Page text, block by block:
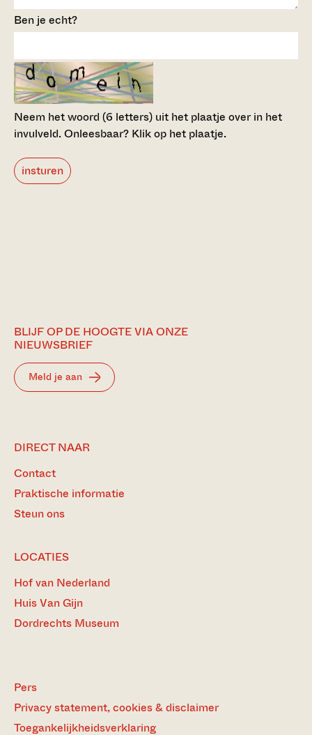
Ben je echt?
Neem het woord (6 letters) uit het plaatje over in het
invulveld.Onleesbaar? Klik op het plaatje.
insturen
BLIJF OP DE HOOGTE VIA ONZE
NIEUWSBRIEF
Meld je aan
DIRECT NAAR
Contact
Praktische informatie
Steun ons
LOCATIES
Hof van Nederland
Huis Van Gijn
Dordrechts Museum
Pers
Privacy statement, cookies & disclaimer
Toegankelijkheidsverklaring